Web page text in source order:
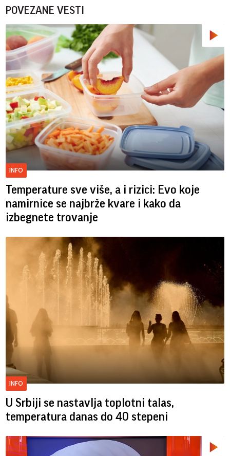
POVEZANE VESTI
INFO
Temperature sve više, a i rizici: Evo koje
namirnice se najbrže kvare i kako da
izbegnete trovanje
INFO
U Srbiji se nastavlja toplotni talas,
temperatura danas do 40 stepeni